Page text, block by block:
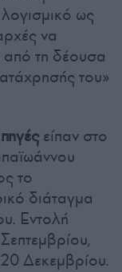
λογισμικό ως
να
από τη δέουσα
του»
είπαν στο
το
διάταγμα
Εντολή
20 Δεκεμβρίου.